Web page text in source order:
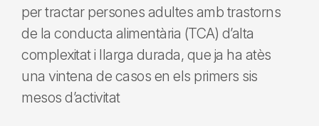
per tractar persones adultes amb trastorns
de la conducta alimentària (TCA) d’alta
complexitat i llarga durada, que ja ha atès
una vintena de casos en els primers sis
mesos d’activitat